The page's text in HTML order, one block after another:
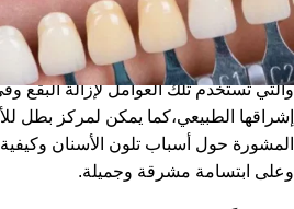
اللون ناتج عن تناول الأطعمة والمشروبات
ويمكن حله عن طريق الخضوع لعلاجات
والتي تستخدم تلك العوامل لإزالة البقع
إشراقها الطبيعي،كما يمكن لمركز بطل
المشورة حول أسباب تلون الأسنان
وعلى ابتسامة مشرقة وجميلة.